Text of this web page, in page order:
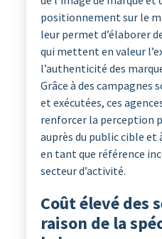
positionnement sur le
leur permet d’élaborer
qui mettent en valeur
l’authenticité des
Grâce à des campagnes
et exécutées, ces
renforcer la perception
auprès du public cible
en tant que référence
secteur d’activité.
Coût élevé des
raison de la